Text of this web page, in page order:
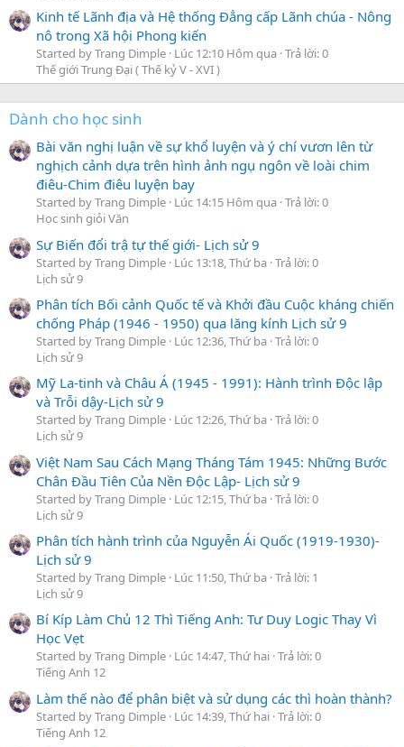
Kinh tế Lãnh địa và Hệ thống Đẳng cấp Lãnh chúa - Nông
nô trong Xã hội Phong kiến
Started by Trang Dimple Lúc 12:10 Hôm qua Trả lời: 0
Thế giới Trung Đại ( Thế kỷ V - XVI )
Dành cho học sinh
Bài văn nghị luận về sự khổ luyện và ý chí vươn lên từ
nghịch cảnh dựa trên hình ảnh ngụ ngôn về loài chim
điêu-Chim điêu luyện bay
Started by Trang Dimple Lúc 14:15 Hôm qua Trả lời: 0
Học sinh giỏi Văn
Sự Biến đổi trậ tự thế giới- Lịch sử 9
Started by Trang Dimple Lúc 13:18, Thứ ba Trả lời: 0
Lịch sử 9
Phân tích Bối cảnh Quốc tế và Khởi đầu Cuộc kháng chiến
chống Pháp (1946 - 1950) qua lăng kính Lịch sử 9
Started by Trang Dimple Lúc 12:36, Thứ ba Trả lời: 0
Lịch sử 9
Mỹ La-tinh và Châu Á (1945 - 1991): Hành trình Độc lập
và Trỗi dậy-Lịch sử 9
Started by Trang Dimple Lúc 12:26, Thứ ba Trả lời: 0
Lịch sử 9
Việt Nam Sau Cách Mạng Tháng Tám 1945: Những Bước
Chân Đầu Tiên Của Nền Độc Lập- Lịch sử 9
Started by Trang Dimple Lúc 12:15, Thứ ba Trả lời: 0
Lịch sử 9
Phân tích hành trình của Nguyễn Ái Quốc (1919-1930)-
Lịch sử 9
Started by Trang Dimple Lúc 11:50, Thứ ba Trả lời: 1
Lịch sử 9
Bí Kíp Làm Chủ 12 Thì Tiếng Anh: Tư Duy Logic Thay Vì
Học Vẹt
Started by Trang Dimple Lúc 14:47, Thứ hai Trả lời: 0
Tiếng Anh 12
Làm thế nào để phân biệt và sử dụng các thì hoàn thành?
Started by Trang Dimple Lúc 14:39, Thứ hai Trả lời: 0
Tiếng Anh 12